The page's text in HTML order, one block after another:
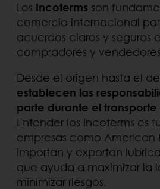
Los Incoterms son
comercio internacional
acuerdos claros y seguros
compradores y
Desde el origen hasta el
establecen las
parte durante el
Entender los Incoterms es
empresas como American
importan y exportan
que ayuda a maximizar la
minimizar riesgos.